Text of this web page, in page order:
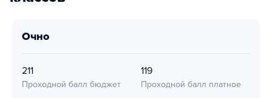
очно
211
Проходной балл бюджет
119
Проходной балл платное